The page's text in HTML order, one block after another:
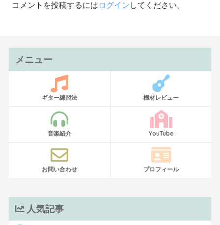
コメントを投稿するには ログイン してください。
メニュー
ギター練習法 機材レビュー
音楽紹介 YouTube
お問い合わせ プロフィール
人気記事